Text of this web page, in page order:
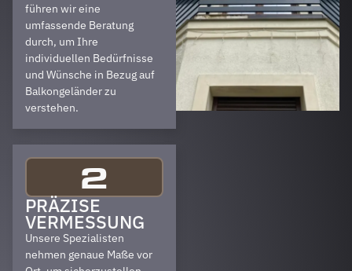
führen wir eine
umfassende Beratung
durch, um Ihre
individuellen Bedürfnisse
und Wünsche in Bezug auf
Balkongeländer zu
verstehen.
2
PRÄZISE
VERMESSUNG
Unsere Spezialisten
nehmen genaue Maße vor